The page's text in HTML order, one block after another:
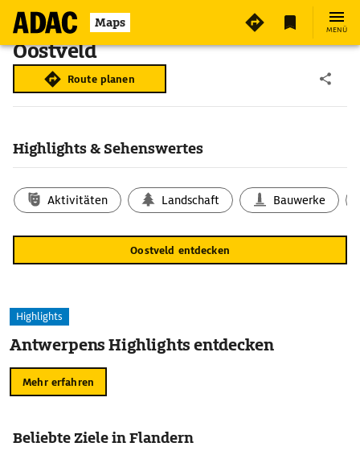
Maps MENÜ
Oostveld
Route planen
Highlights & Sehenswertes
Aktivitäten Landschaft Bauwerke
Oostveld entdecken
Highlights
Antwerpens Highlights entdecken
Mehr erfahren
Beliebte Ziele in Flandern